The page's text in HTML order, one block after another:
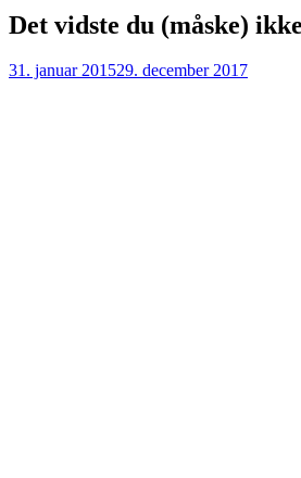
content
Det vidste du (måske)
31. januar 201529. december 2017